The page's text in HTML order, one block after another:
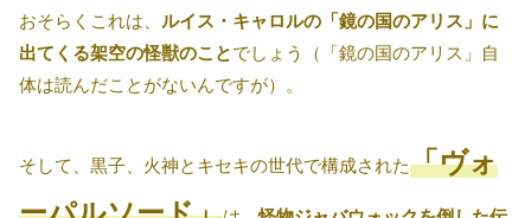
おそらくこれは、 ルイス・キャロルの「鏡の国のアリス」に
出てくる架空の怪獣のことでしょう（「鏡の国のアリス」自
体は読んだことがないんですが）。
そして、黒子、火神とキセキの世代で構成された「ヴォ